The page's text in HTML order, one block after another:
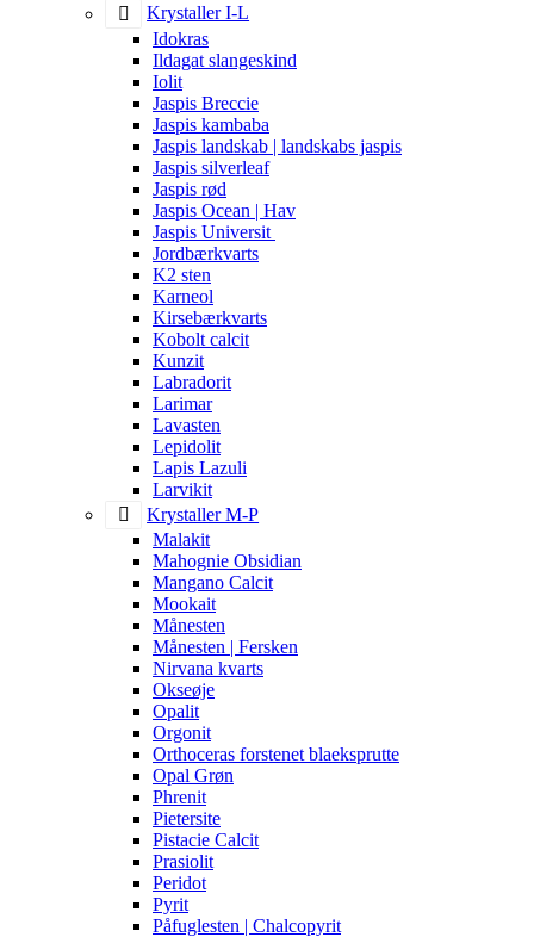
Krystaller I-L
Idokras
Ildagat slangeskind
Iolit
Jaspis Breccie
Jaspis kambaba
Jaspis landskab | landskabs jaspis
Jaspis silverleaf
Jaspis rød
Jaspis Ocean | Hav
Jaspis Universit
Jordbærkvarts
K2 sten
Karneol
Kirsebærkvarts
Kobolt calcit
Kunzit
Labradorit
Larimar
Lavasten
Lepidolit
Lapis Lazuli
Larvikit
Krystaller M-P
Malakit
Mahognie Obsidian
Mangano Calcit
Mookait
Månesten
Månesten | Fersken
Nirvana kvarts
Okseøje
Opalit
Orgonit
Orthoceras forstenet blaeksprutte
Opal Grøn
Phrenit
Pietersite
Pistacie Calcit
Prasiolit
Peridot
Pyrit
Påfuglesten | Chalcopyrit